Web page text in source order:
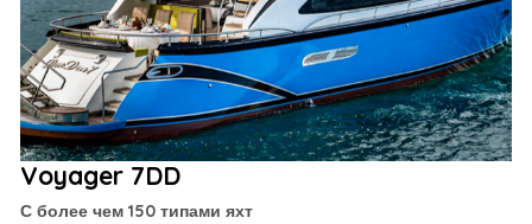
Voyager 7DD
С более чем 150 типами яхт